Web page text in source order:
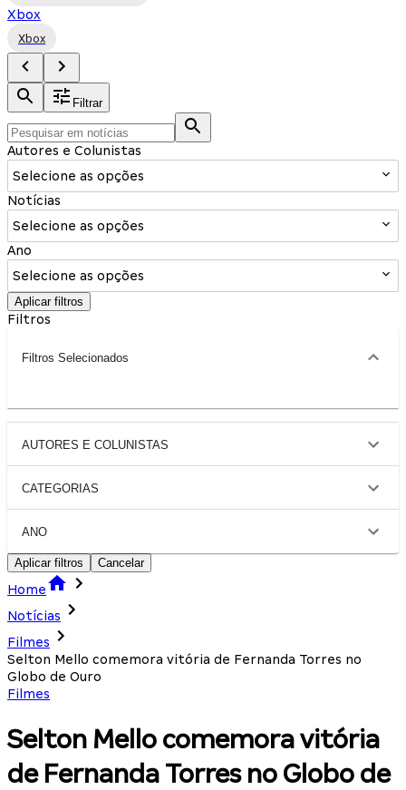
Xbox
Xbox
Filtrar
Autores e Colunistas
Selecione as opções
Notícias
Selecione as opções
Ano
Selecione as opções
Aplicar filtros
Filtros
Filtros Selecionados
AUTORES E COLUNISTAS
CATEGORIAS
ANO
Aplicar filtros Cancelar
Home
Notícias
Filmes
Selton Mello comemora vitória de Fernanda Torres no
Globo de Ouro
Filmes
Selton Mello comemora vitória
de Fernanda Torres no Globo de